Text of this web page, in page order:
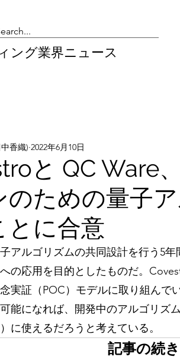
ング業界ニュース
と QC Ware
のための量子
とに合意
香織) 2022年6月10日
アルゴリズムの共同設計を行う5
の応用を目的としたものだ。
実証（POC）モデルに取り組んで
能になれば、開発中のアルゴリズ
に使えるだろうと考えている。
記事の続